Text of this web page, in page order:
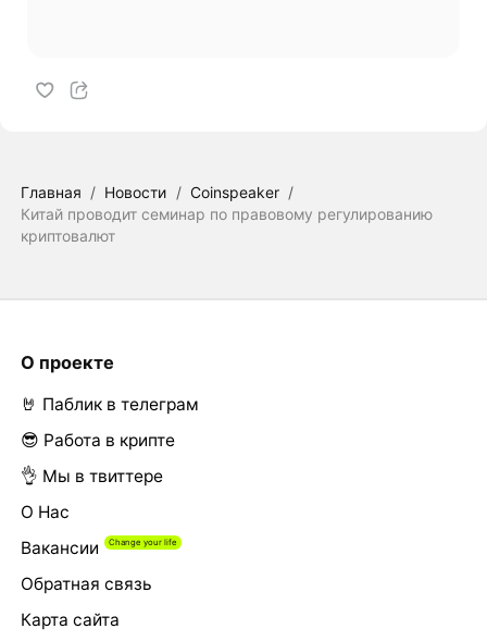
Главная / Новости / Coinspeaker /
Китай проводит семинар по правовому регулированию
криптовалют
О проекте
🤘 Паблик в телеграм
😎 Работа в крипте
👌 Мы в твиттере
О Нас
Вакансии
Обратная связь
Карта сайта